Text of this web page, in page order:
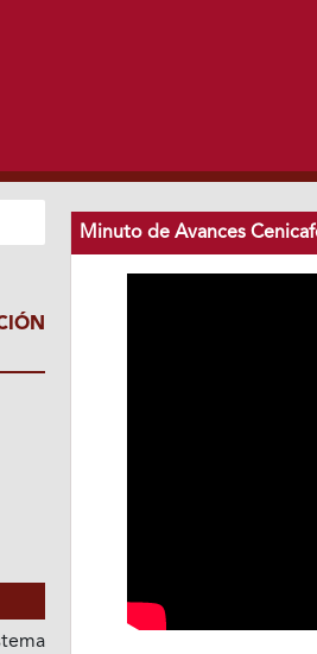
Minuto de Avances